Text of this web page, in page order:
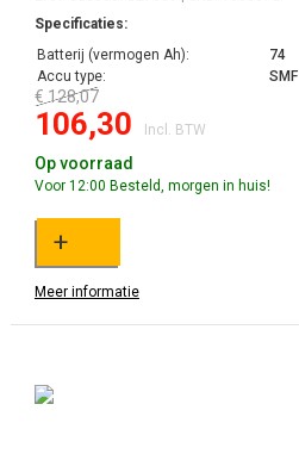
Specificaties:
Batterij (vermogen Ah):
74
Accu type:
SMF
€ 128,07
106,30 Incl. BTW
Op voorraad
Voor 12:00 Besteld, morgen in huis!
+
Meer informatie